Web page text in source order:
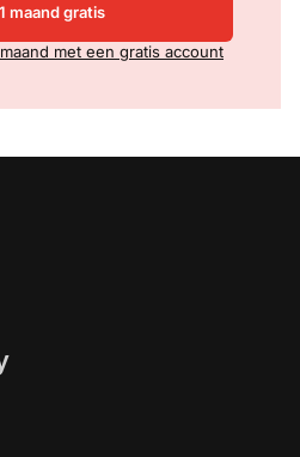
maand gratis
met een gratis account